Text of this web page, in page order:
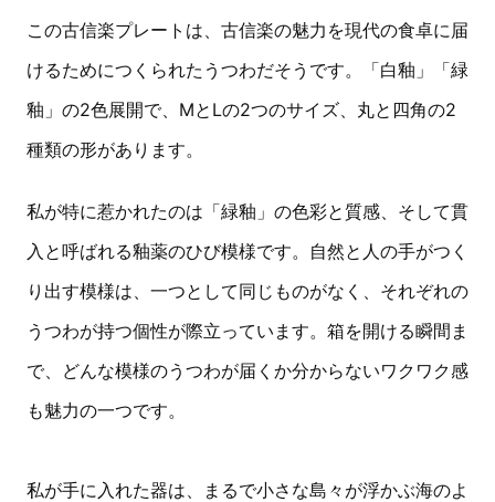
この古信楽プレートは、古信楽の魅力を現代の食卓に届
けるためにつくられたうつわだそうです。「白釉」「緑
釉」の2色展開で、MとLの2つのサイズ、丸と四角の2
種類の形があります。
私が特に惹かれたのは「緑釉」の色彩と質感、そして貫
入と呼ばれる釉薬のひび模様です。自然と人の手がつく
り出す模様は、一つとして同じものがなく、それぞれの
うつわが持つ個性が際立っています。箱を開ける瞬間ま
で、どんな模様のうつわが届くか分からないワクワク感
も魅力の一つです。
私が手に入れた器は、まるで小さな島々が浮かぶ海のよ